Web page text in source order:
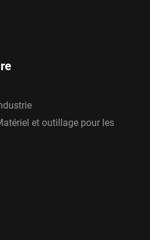
et outillage pour les